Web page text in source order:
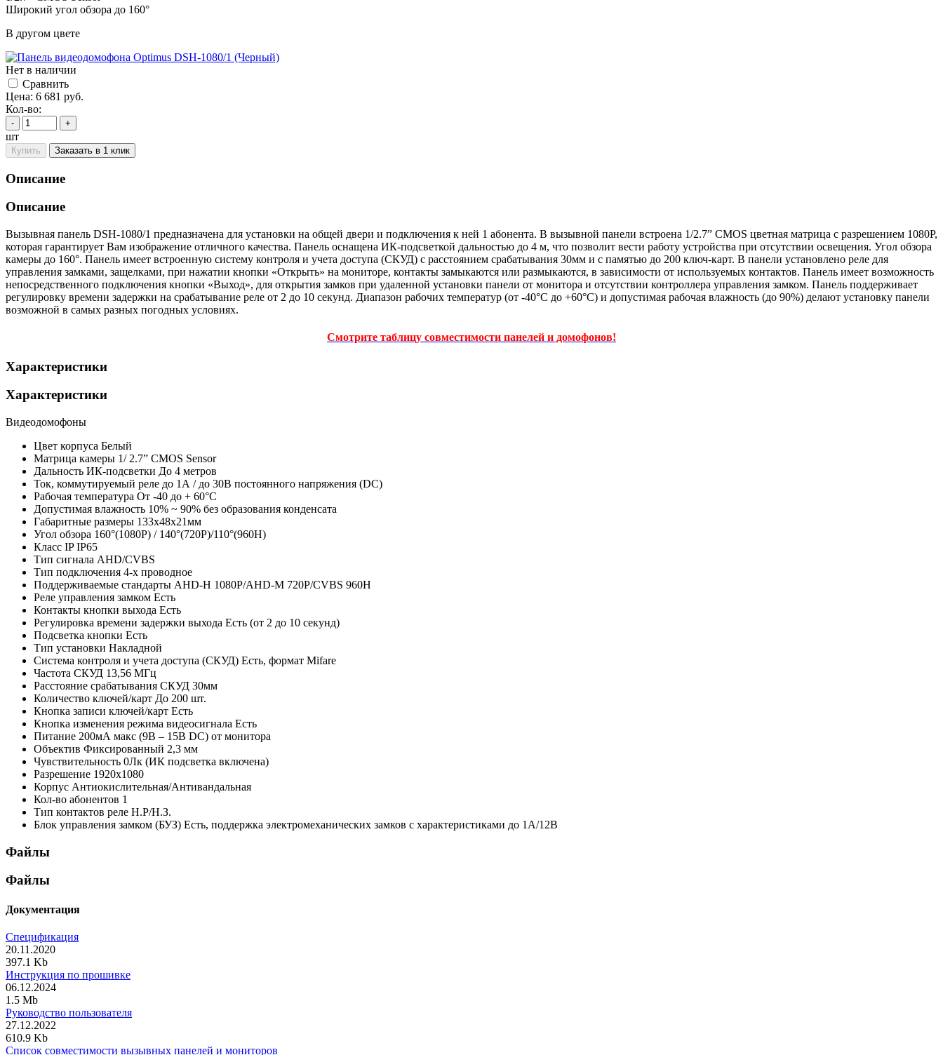
Широкий угол обзора до 160°
В другом цвете
Нет в наличии
Cравнить
Цена: 6 681 руб.
Кол-во:
- +
шт
Купить Заказать в 1 клик
Описание
Описание
Вызывная панель DSH-1080/1 предназначена для установки на общей двери и подключения к ней 1 абонента. В вызывной панели встроена 1/2.7” CMOS цветная матрица с разрешением 1080Р,
которая гарантирует Вам изображение отличного качества. Панель оснащена ИК-подсветкой дальностью до 4 м, что позволит вести работу устройства при отсутствии освещения. Угол обзора
камеры до 160°. Панель имеет встроенную систему контроля и учета доступа (СКУД) с расстоянием срабатывания 30мм и с памятью до 200 ключ-карт. В панели установлено реле для
управления замками, защелками, при нажатии кнопки «Открыть» на мониторе, контакты замыкаются или размыкаются, в зависимости от используемых контактов. Панель имеет возможность
непосредственного подключения кнопки «Выход», для открытия замков при удаленной установки панели от монитора и отсутствии контроллера управления замком. Панель поддерживает
регулировку времени задержки на срабатывание реле от 2 до 10 секунд. Диапазон рабочих температур (от -40°С до +60°С) и допустимая рабочая влажность (до 90%) делают установку панели
возможной в самых разных погодных условиях.
Смотрите таблицу совместимости панелей и домофонов!
Характеристики
Характеристики
Видеодомофоны
Цвет корпуса Белый
Матрица камеры 1/ 2.7” CMOS Sensor
Дальность ИК-подсветки До 4 метров
Ток, коммутируемый реле до 1А / до 30В постоянного напряжения (DC)
Рабочая температура От -40 до + 60°С
Допустимая влажность 10% ~ 90% без образования конденсата
Габаритные размеры 133х48х21мм
Угол обзора 160°(1080P) / 140°(720P)/110°(960H)
Класс IP IP65
Тип сигнала AHD/CVBS
Тип подключения 4-х проводное
Поддерживаемые стандарты AHD-H 1080P/AHD-M 720P/CVBS 960H
Реле управления замком Есть
Контакты кнопки выхода Есть
Регулировка времени задержки выхода Есть (от 2 до 10 секунд)
Подсветка кнопки Есть
Тип установки Накладной
Система контроля и учета доступа (СКУД) Есть, формат Mifare
Частота СКУД 13,56 МГц
Расстояние срабатывания СКУД 30мм
Количество ключей/карт До 200 шт.
Кнопка записи ключей/карт Есть
Кнопка изменения режима видеосигнала Есть
Питание 200мА макс (9В – 15В DC) от монитора
Объектив Фиксированный 2,3 мм
Чувствительность 0Лк (ИК подсветка включена)
Разрешение 1920х1080
Корпус Антиокислительная/Антивандальная
Кол-во абонентов 1
Тип контактов реле Н.Р/Н.З.
Блок управления замком (БУЗ) Есть, поддержка электромеханических замков с характеристиками до 1А/12В
Файлы
Файлы
Документация
Спецификация
20.11.2020
397.1 Kb
Инструкция по прошивке
06.12.2024
1.5 Mb
Руководство пользователя
27.12.2022
610.9 Kb
Список совместимости вызывных панелей и мониторов